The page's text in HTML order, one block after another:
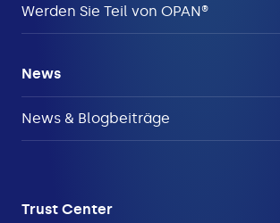
Werden Sie Teil von OPAN®
News
News & Blogbeiträge
Trust Center